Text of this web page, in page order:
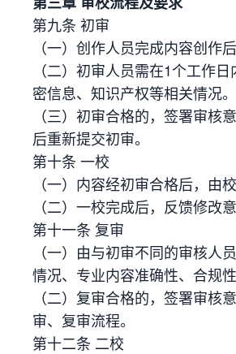
第九条 初审
（一）创作人员完成内容创作
（二）初审人员需在1个工作
密信息、知识产权等相关情况。
（三）初审合格的，签署审
后重新提交初审。
第十条 一校
（一）内容经初审合格后，由
（二）一校完成后，反馈修改
第十一条 复审
（一）由与初审不同的审核
情况、专业内容准确性、合规
（二）复审合格的，签署审
审、复审流程。
第十二条 二校